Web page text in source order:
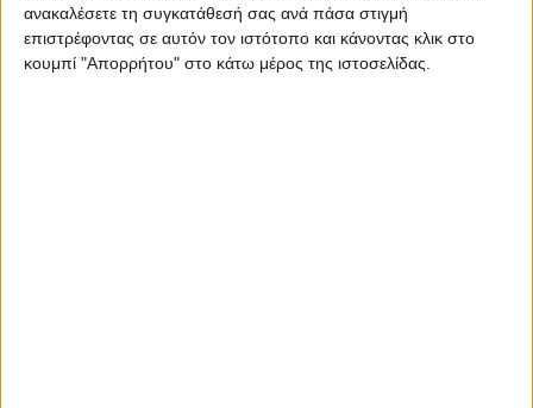
ανακαλέσετε τη συγκατάθεσή σας ανά πάσα στιγμή
επιστρέφοντας σε αυτόν τον ιστότοπο και κάνοντας κλικ στο
κουμπί "Απορρήτου" στο κάτω μέρος της ιστοσελίδας.